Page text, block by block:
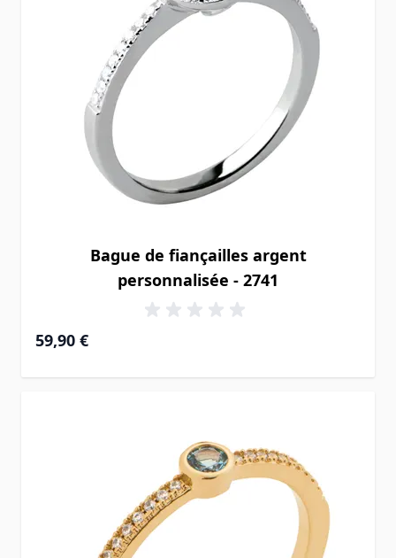
Bague de fiançailles argent
personnalisée - 2741
59,90 €